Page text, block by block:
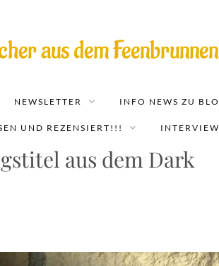
aus dem Feenbrunnen
NEWSLETTER INFO NEWS ZU
UND REZENSIERT!!!
aus dem Dark